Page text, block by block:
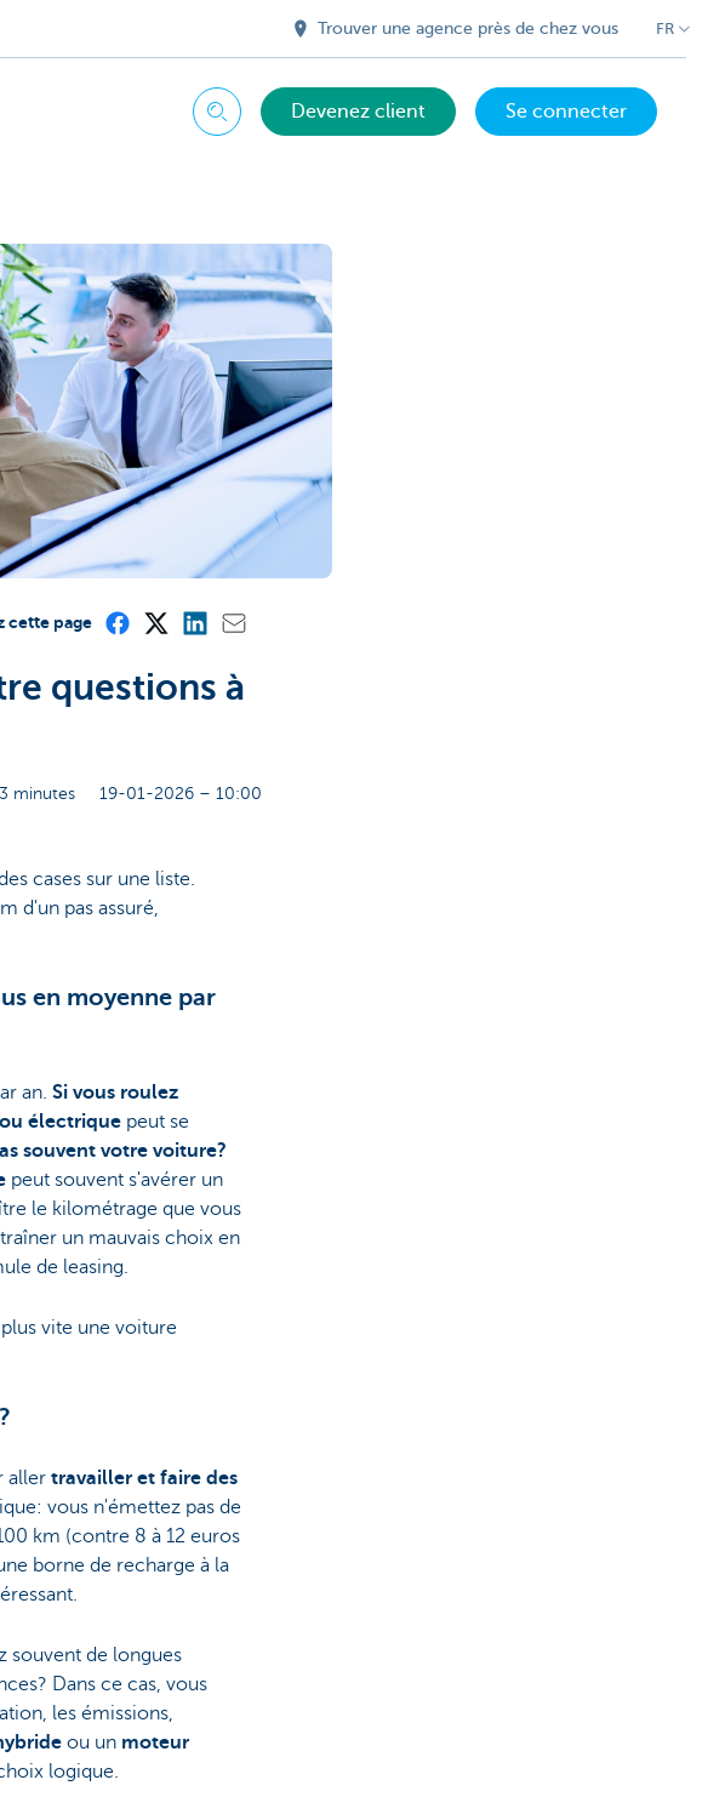
Trouver une agence près de chez vous FR
ChercherDevenez client Se connecter
cette page
questions à
minutes 19-01-2026 – 10:00
cases sur une liste.
d'un pas assuré,
en moyenne par
an. Si vous roulez
électriquepeut se
souvent votre voiture?
peut souvent s'avérer un
le kilométrage que vous
un mauvais choix en
de leasing.
vite une voiture
aller travailler et faire des
vous n'émettez pas de
km (contre 8 à 12 euros
borne de recharge à la
souvent de longues
Dans ce cas, vous
les émissions,
ou un moteur
logique.